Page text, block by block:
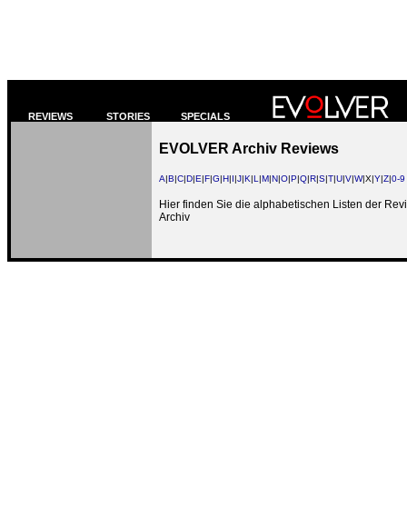
REVIEWS STORIES SPECIALS
EVOLVER Archiv Reviews
A|B|C|D|E|F|G|H|I|J|K|L |M|N|O|P|Q|R|S|T|U|V|W|X|Y|Z|0-9
Hier finden Sie die alphabetischen Listen der
Archiv